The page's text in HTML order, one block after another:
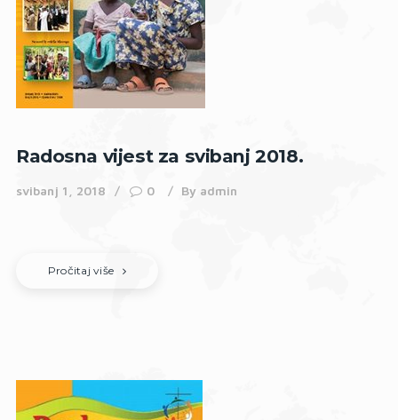
Radosna vijest za svibanj 2018.
svibanj 1, 2018 0 By admin
Pročitaj više